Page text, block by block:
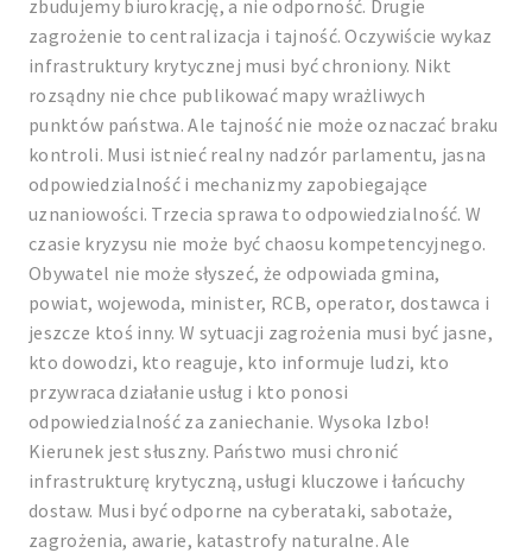
zbudujemy biurokrację, a nie odporność. Drugie
zagrożenie to centralizacja i tajność. Oczywiście wykaz
infrastruktury krytycznej musi być chroniony. Nikt
rozsądny nie chce publikować mapy wrażliwych
punktów państwa. Ale tajność nie może oznaczać braku
kontroli. Musi istnieć realny nadzór parlamentu, jasna
odpowiedzialność i mechanizmy zapobiegające
uznaniowości. Trzecia sprawa to odpowiedzialność. W
czasie kryzysu nie może być chaosu kompetencyjnego.
Obywatel nie może słyszeć, że odpowiada gmina,
powiat, wojewoda, minister, RCB, operator, dostawca i
jeszcze ktoś inny. W sytuacji zagrożenia musi być jasne,
kto dowodzi, kto reaguje, kto informuje ludzi, kto
przywraca działanie usług i kto ponosi
odpowiedzialność za zaniechanie. Wysoka Izbo!
Kierunek jest słuszny. Państwo musi chronić
infrastrukturę krytyczną, usługi kluczowe i łańcuchy
dostaw. Musi być odporne na cyberataki, sabotaże,
zagrożenia, awarie, katastrofy naturalne. Ale